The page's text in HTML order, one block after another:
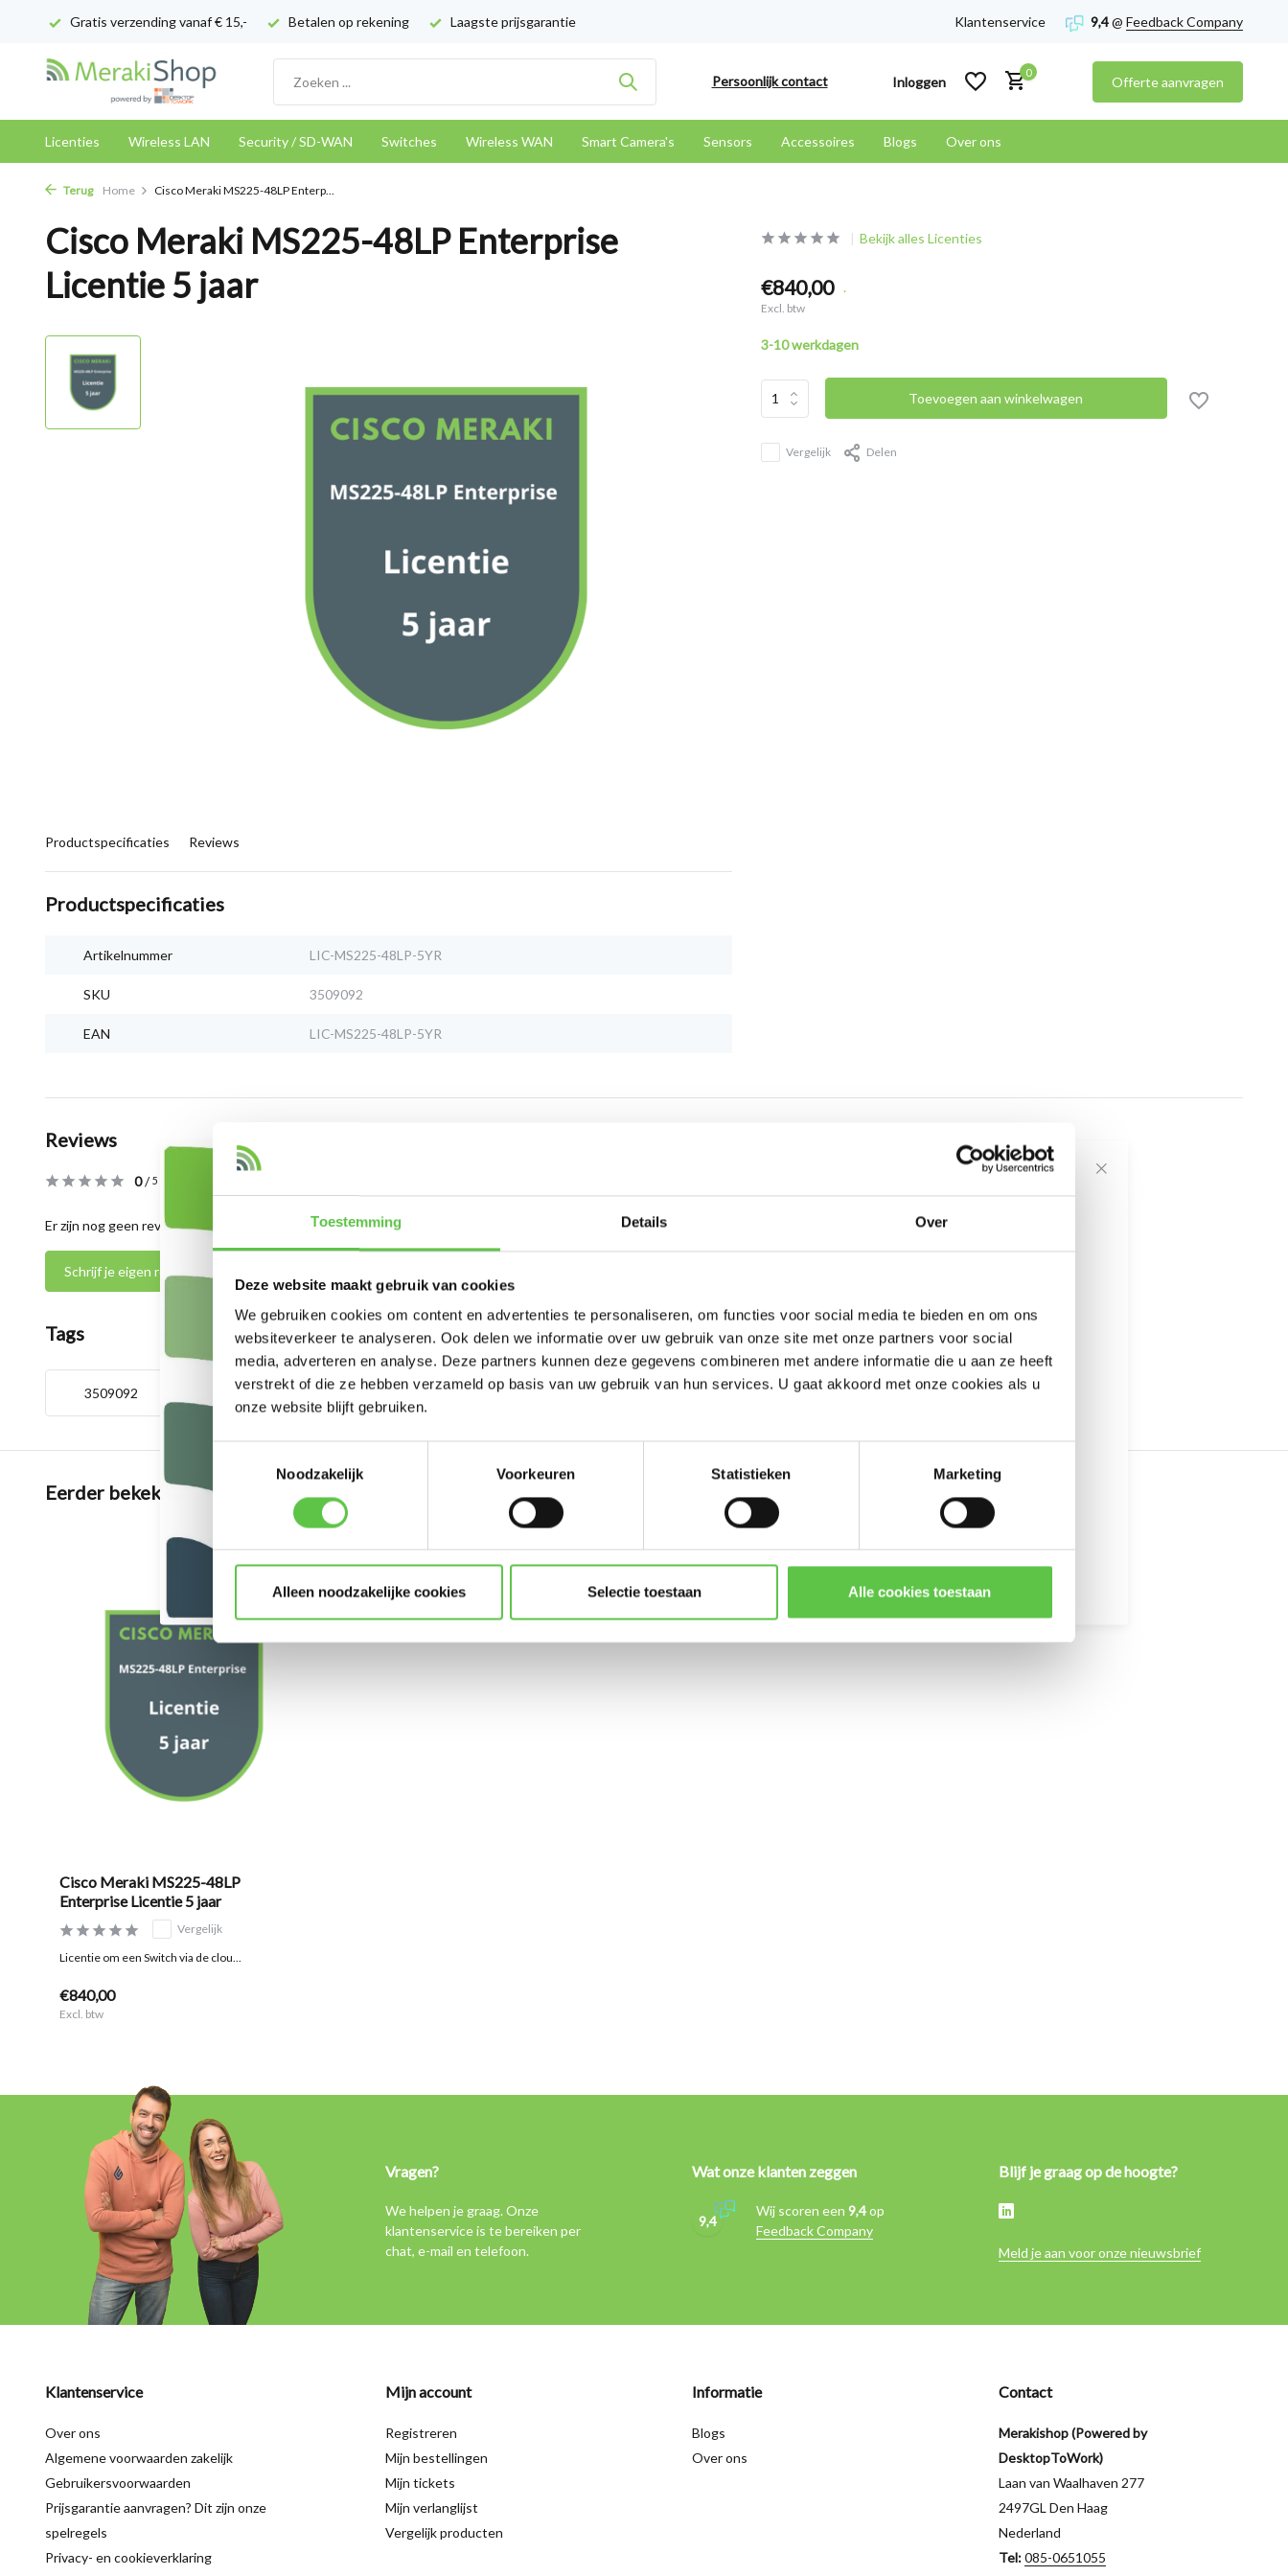
Toestemming Details Over
Deze website maakt gebruik van cookies
We gebruiken cookies om content en advertenties te personaliseren, om functies voor social media te bieden en om ons
websiteverkeer te analyseren. Ook delen we informatie over uw gebruik van onze site met onze partners voor social
media, adverteren en analyse. Deze partners kunnen deze gegevens combineren met andere informatie die u aan ze heeft
verstrekt of die ze hebben verzameld op basis van uw gebruik van hun services. U gaat akkoord met onze cookies als u
onze website blijft gebruiken.
Noodzakelijk
Voorkeuren Statistieken Marketing
Alleen noodzakelijke cookies Selectie toestaan Alle cookies toestaan
Gratis verzending vanaf € 15,- Betalen op rekening Laagste prijsgarantie Klantenservice 9,4@ Feedback Company
Persoonlijk contact Inloggen
0
Offerte aanvragen
Licenties Wireless LAN Security / SD-WAN Switches Wireless WAN Smart Camera's Sensors Accessoires Blogs Over ons
Terug Home Cisco Meraki MS225-48LP Enterp...
Cisco Meraki MS225-48LP Enterprise
Licentie 5 jaar
Productspecificaties Reviews
Productspecificaties
Artikelnummer LIC-MS225-48LP-5YR
SKU 3509092
EAN LIC-MS225-48LP-5YR
Bekijk alles Licenties
€840,00 .
Excl. btw
3-10 werkdagen
Toevoegen aan winkelwagen
Vergelijk Delen
Reviews
0/5
Er zijn nog geen reviews geschreven over dit product..
Schrijf je eigen review
Tags
3509092 5 jaar LIC-MS225-48LP-5YR MS225-48LP Software licentie
Eerder bekeken
Cisco Meraki MS225-48LP
Enterprise Licentie 5 jaar
Vergelijk
Licentie om een Switch via de clou...
€840,00
Excl. btw
Vragen?
We helpen je graag. Onze
klantenservice is te bereiken per
chat, e-mail en telefoon.
Wat onze klanten zeggen
9,4
Wij scoren een 9,4op
Feedback Company
Blijf je graag op de hoogte?
Meld je aan voor onze nieuwsbrief
Klantenservice
Over ons
Algemene voorwaarden zakelijk
Gebruikersvoorwaarden
Prijsgarantie aanvragen? Dit zijn onze
spelregels
Privacy- en cookieverklaring
Mijn account
Registreren
Mijn bestellingen
Mijn tickets
Mijn verlanglijst
Vergelijk producten
Informatie
Blogs
Over ons
Contact
Merakishop (Powered by
DesktopToWork)
Laan van Waalhaven 277
2497GL Den Haag
Nederland
Tel:085-0651055
Schrijf je in voor onze
Updates, acties & productinformatie
E-mailadres*
* Lees hier de wettelijke beperkingen